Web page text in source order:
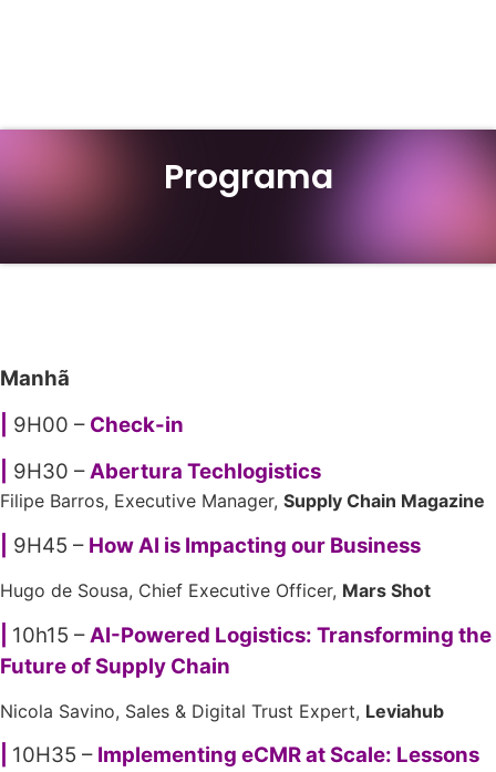
Programa
Manhã
9H00 – Check-in
9H30 –Abertura Techlogistics
Filipe Barros, Executive Manager, Supply Chain Magazine
9H45 – How AI is Impacting our Business
Hugo de Sousa, Chief Executive Officer, Mars Shot
10h15 –AI-Powered Logistics: Transforming the
Future of Supply Chain
Nicola Savino, Sales & Digital Trust Expert, Leviahub
10H35 – Implementing eCMR at Scale: Lessons